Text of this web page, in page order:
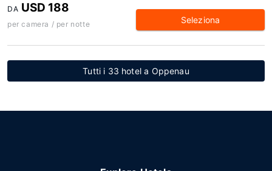
DA USD 188
per camera / per notte Seleziona
Tutti i 33 hotel a Oppenau